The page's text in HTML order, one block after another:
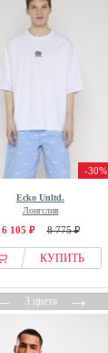
-30%
Ecko Unltd.
Лонгслив
6 105 ₽ 8 775 ₽
КУПИТЬ
3 цвета→